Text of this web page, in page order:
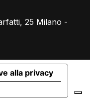
25 Milano -
alla privacy